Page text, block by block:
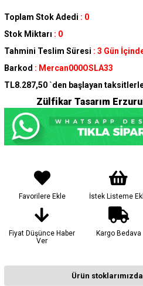
Toplam Stok Adedi : 0
Stok Miktarı : 0
Tahmini Teslim Süresi : 3 Gün
Barkod : Mercan000OSLA33
TL8.287,50 `den başlayan
Zülfikar Tasarım
Favorilere Ekle İstek Listeme
Fiyat Düşünce Haber
Ver
Kargo Bedava
Ürün